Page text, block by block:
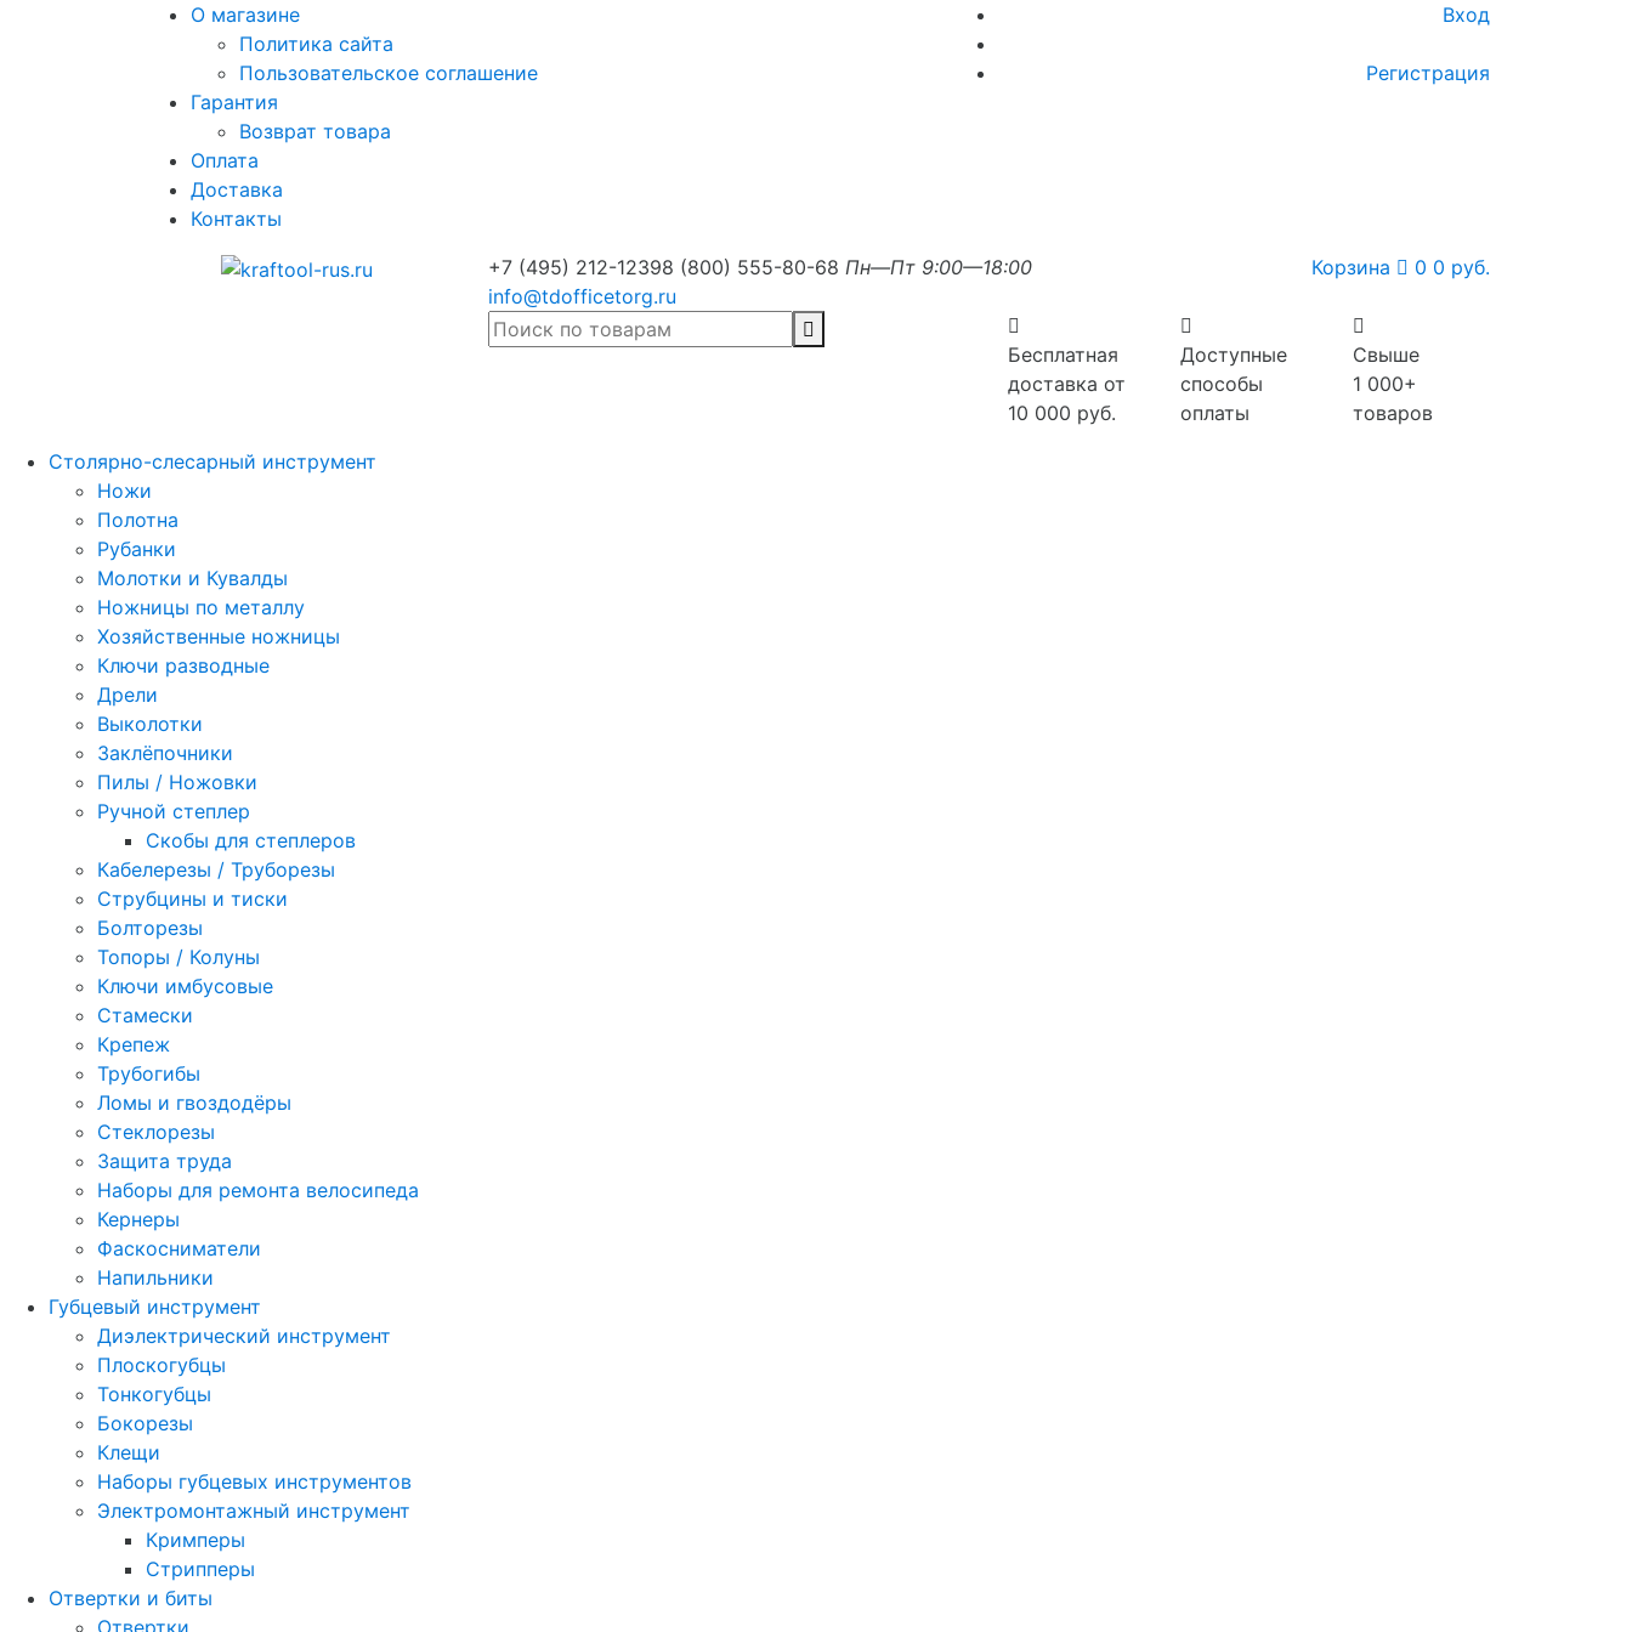
О магазине
Политика сайта
Пользовательское соглашение
Гарантия
Возврат товара
Оплата
Доставка
Контакты
Вход
Регистрация
+7 (495) 212-12398 (800) 555-80-68 Пн—Пт 9:00—18:00
info@tdofficetorg.ru
Корзина 0 0 руб.
Бесплатная
доставка от
10 000 руб.
Доступные
способы
оплаты
Свыше
1 000+
товаров
Столярно-слесарный инструмент
Ножи
Полотна
Рубанки
Молотки и Кувалды
Ножницы по металлу
Хозяйственные ножницы
Ключи разводные
Дрели
Выколотки
Заклёпочники
Пилы / Ножовки
Ручной степлер
Скобы для степлеров
Кабелерезы / Труборезы
Струбцины и тиски
Болторезы
Топоры / Колуны
Ключи имбусовые
Стамески
Крепеж
Трубогибы
Ломы и гвоздодёры
Стеклорезы
Защита труда
Наборы для ремонта велосипеда
Кернеры
Фаскосниматели
Напильники
Губцевый инструмент
Диэлектрический инструмент
Плоскогубцы
Тонкогубцы
Бокорезы
Клещи
Наборы губцевых инструментов
Электромонтажный инструмент
Кримперы
Стрипперы
Отвертки и биты
Отвертки